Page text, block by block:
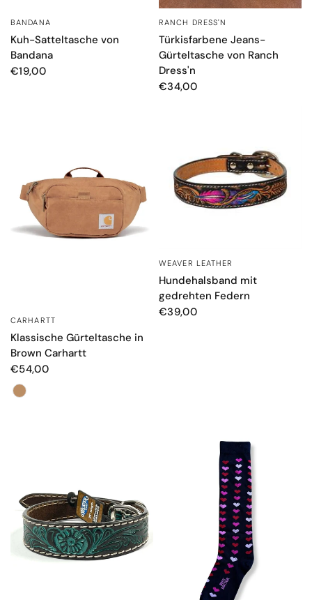
BANDANA
Kuh-Satteltasche von
Bandana
€19,00
SCHNELLANSICHT
RANCH DRESS'N
Türkisfarbene Jeans-
Gürteltasche von Ranch
Dress'n
€34,00
SCHNELLANSICHT
CARHARTT
Klassische Gürteltasche in
Brown Carhartt
€54,00
Farbe
SCHNELLANSICHT
WEAVER LEATHER
Hundehalsband mit
gedrehten Federn
€39,00